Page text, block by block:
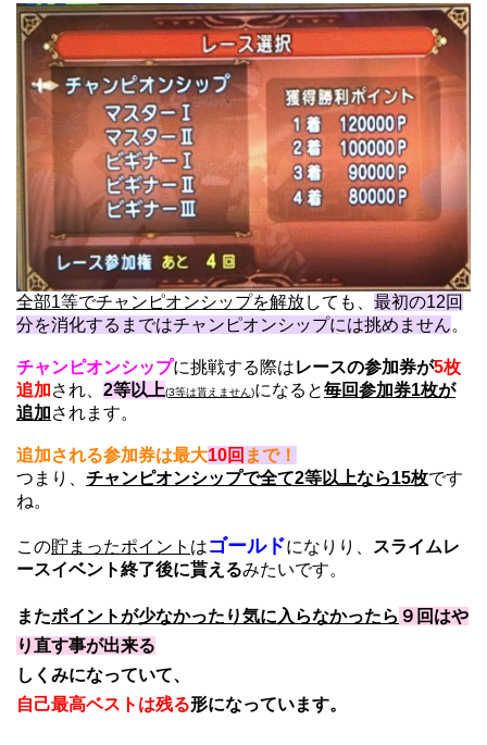
全部1等でチャンピオンシップを解放しても、 最初の12回
分を消化するまではチャンピオンシップには挑めません。
チャンピオンシップに挑戦する際はレースの参加券が5枚
追加され、 2等以上(3等は貰えません)になると毎回参加券1枚が
追加されます。
追加される参加券は最大10回 まで！
つまり、 チャンピオンシップで全て2等以上なら15枚です
ね。
この貯まったポイント はゴールドになりり、 スライムレ
ースイベント終了後に貰えるみたいです。
またポイントが少なかったり気に入らなかったら ９回はや
り直す事が出来る
しくみになっていて、
自己最高ベストは残る形になっています。